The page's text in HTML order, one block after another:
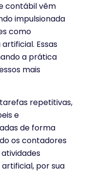
contábil vêm
impulsionada
como
Essas
a prática
mais
repetitivas,
e
de forma
os contadores
por sua